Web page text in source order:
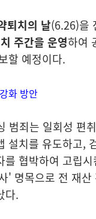
퇴치의 날(6.26)을
주간을 운영하여
할 예정이다.
화 방안
범죄는 일회성 편
설치를 유도하고,
를 협박하여 고립시
' 명목으로 전 재산
다.